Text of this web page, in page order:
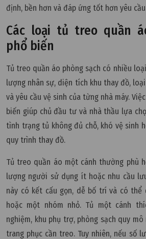
định, bền hơn và đáp ứng tốt hơn yêu
Các loại tủ treo quần
phổ biến
Tủ treo quần áo phòng sạch có nhiều
lượng nhân sự, diện tích khu thay đồ,
và yêu cầu vệ sinh của từng nhà máy.
biến giúp chủ đầu tư và nhà thầu lựa
tình trạng tủ không đủ chỗ, khó vệ sinh
quy trình thay đồ.
Tủ treo quần áo một cánh thường phù
lượng người sử dụng ít hoặc nhu cầu
này có kết cấu gọn, dễ bố trí và có thể
hoặc một nhóm nhỏ. Tủ một cánh
nghiệm, khu phụ trợ, phòng sạch quy
trang phục cần treo. Tuy nhiên, nếu số